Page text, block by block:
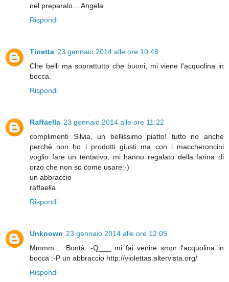
nel preparalo....Angela
Rispondi
Tinetta 23 gennaio 2014 alle ore 10:48
Che belli ma soprattutto che buoni, mi viene l'acquolina in
bocca.
Rispondi
Raffaella 23 gennaio 2014 alle ore 11:22
complimenti Silvia, un bellissimo piatto! tutto no anche
perchè non ho i prodotti giusti ma con i maccheroncini
voglio fare un tentativo, mi hanno regalato della farina di
orzo che non so come usare:-)
un abbraccio
raffaella
Rispondi
Unknown 23 gennaio 2014 alle ore 12:05
Mmmm.... Bontà :-Q___ mi fai venire smpr l'acquolina in
bocca :-P un abbraccio http://violettas.altervista.org/
Rispondi